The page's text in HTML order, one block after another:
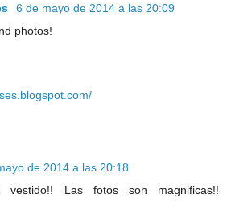
6 de mayo de 2014 a las 20:09
photos!
de 2014 a las 20:18
vestido!! Las fotos son magnificas!!